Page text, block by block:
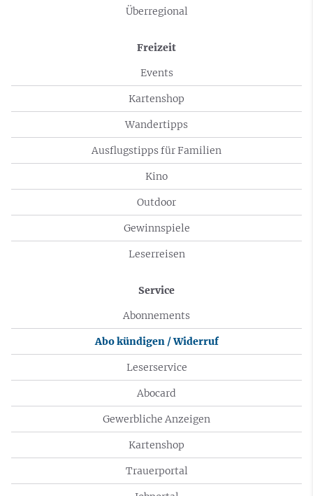
Überregional
Freizeit
Events
Kartenshop
Wandertipps
Ausflugstipps für Familien
Kino
Outdoor
Gewinnspiele
Leserreisen
Service
Abonnements
Abo kündigen / Widerruf
Leserservice
Abocard
Gewerbliche Anzeigen
Kartenshop
Trauerportal